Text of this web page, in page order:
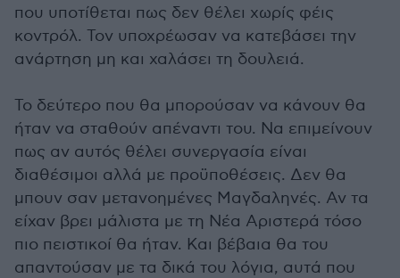
που υποτίθεται πως δεν θέλει χωρίς φέις
κοντρόλ. Τον υποχρέωσαν να κατεβάσει την
ανάρτηση μη και χαλάσει τη δουλειά.
Το δεύτερο που θα μπορούσαν να κάνουν θα
ήταν να σταθούν απέναντι του. Να επιμείνουν
πως αν αυτός θέλει συνεργασία είναι
διαθέσιμοι αλλά με προϋποθέσεις. Δεν θα
μπουν σαν μετανοημένες Μαγδαληνές. Αν τα
είχαν βρει μάλιστα με τη Νέα Αριστερά τόσο
πιο πειστικοί θα ήταν. Και βέβαια θα του
απαντούσαν με τα δικά του λόγια, αυτά που